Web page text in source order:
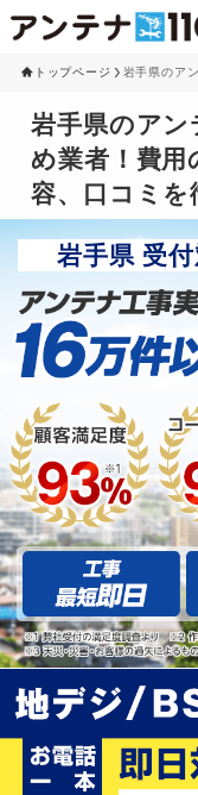
トップページ 岩手県のア
岩手県のアン
め業者！費用
容、口コミを
岩手県 受付